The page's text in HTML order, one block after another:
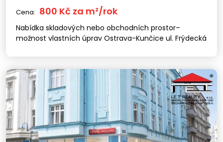
Cena: 800 Kč za m²/rok
Nabídka skladových nebo obchodních prostor–
možnost vlastních úprav Ostrava-Kunčice ul. Frýdecká